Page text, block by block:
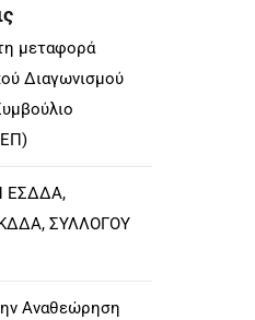
μεταφορά
Διαγωνισμού
ΕΣΔΔΑ,
ΣΥΛΛΟΓΟΥ
Αναθεώρηση